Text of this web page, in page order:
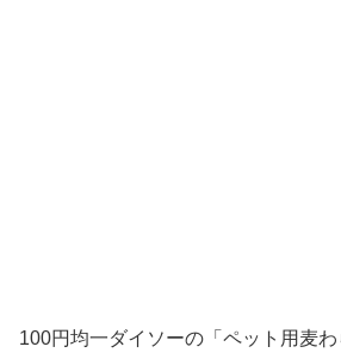
100円均一ダイソーの「ペット用麦